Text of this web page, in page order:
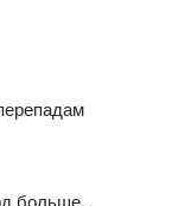
больше.